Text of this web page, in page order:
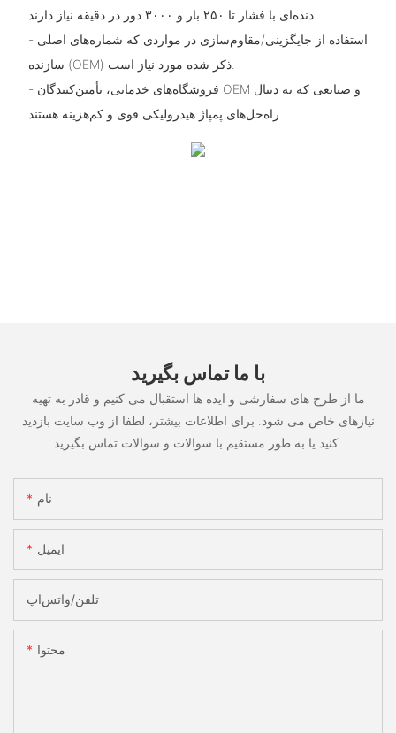
دنده‌ای با فشار تا ۲۵۰ بار و ۳۰۰۰ دور در دقیقه نیاز دارند.
- استفاده از جایگزینی/مقاوم‌سازی در مواردی که شماره‌های اصلی
سازنده (OEM) ذکر شده مورد نیاز است.
- فروشگاه‌های خدماتی، تأمین‌کنندگان OEM و صنایعی که به دنبال
با ما تماس بگیرید
ما از طرح های سفارشی و ایده ها استقبال می کنیم و قادر به تهیه
نیازهای خاص می شود. برای اطلاعات بیشتر، لطفا از وب سایت بازدید
نام
ایمیل
تلفن/واتس‌اپ
محتوا